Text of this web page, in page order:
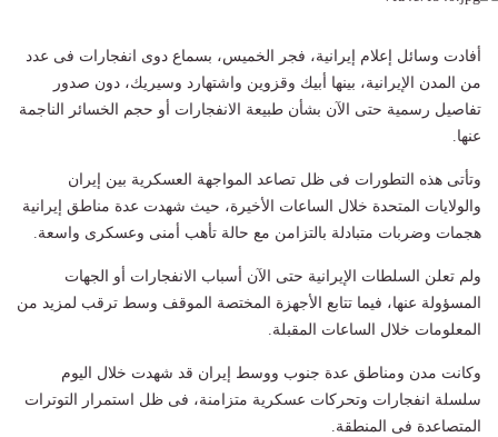
أفادت وسائل إعلام إيرانية، فجر الخميس، بسماع دوى انفجارات فى عدد
من المدن الإيرانية، بينها أبيك وقزوين واشتهارد وسيريك، دون صدور
تفاصيل رسمية حتى الآن بشأن طبيعة الانفجارات أو حجم الخسائر الناجمة
عنها.
وتأتى هذه التطورات فى ظل تصاعد المواجهة العسكرية بين إيران
والولايات المتحدة خلال الساعات الأخيرة، حيث شهدت عدة مناطق إيرانية
هجمات وضربات متبادلة بالتزامن مع حالة تأهب أمنى وعسكرى واسعة.
ولم تعلن السلطات الإيرانية حتى الآن أسباب الانفجارات أو الجهات
المسؤولة عنها، فيما تتابع الأجهزة المختصة الموقف وسط ترقب لمزيد من
المعلومات خلال الساعات المقبلة.
وكانت مدن ومناطق عدة جنوب ووسط إيران قد شهدت خلال اليوم
سلسلة انفجارات وتحركات عسكرية متزامنة، فى ظل استمرار التوترات
المتصاعدة فى المنطقة.